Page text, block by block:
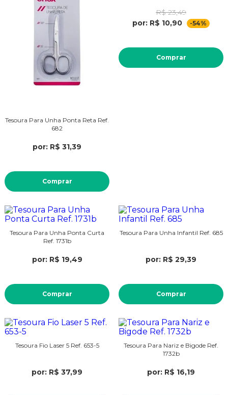
Tesoura Para Unha Ponta Reta Ref.
682
por: R$ 31,39
Comprar
R$ 23,49
por: R$ 10,90
-54%
Comprar
Tesoura Para Unha Ponta Curta
Ref. 1731b
por: R$ 19,49
Comprar
Tesoura Para Unha Infantil Ref. 685
por: R$ 29,39
Comprar
Tesoura Fio Laser 5 Ref. 653-5
por: R$ 37,99
Tesoura Para Nariz e Bigode Ref.
1732b
por: R$ 16,19